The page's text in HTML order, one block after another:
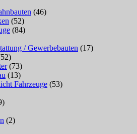
(46)
(52)
(84)
/ Gewerbebauten (17)
(73)
(13)
Fahrzeuge (53)
(2)